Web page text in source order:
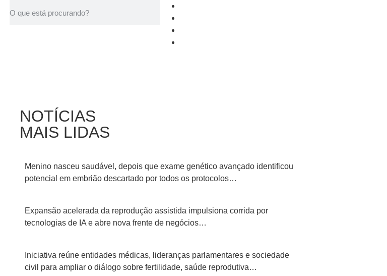
NOTÍCIAS
MAIS LIDAS
Menino nasceu saudável, depois que exame genético avançado identificou
potencial em embrião descartado por todos os protocolos…
Expansão acelerada da reprodução assistida impulsiona corrida por
tecnologias de IA e abre nova frente de negócios…
Iniciativa reúne entidades médicas, lideranças parlamentares e sociedade
civil para ampliar o diálogo sobre fertilidade, saúde reprodutiva…